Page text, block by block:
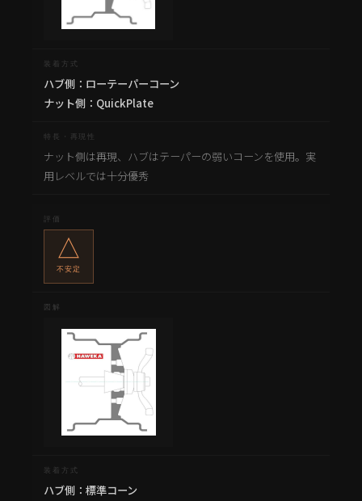
ハブ側：ローテーパーコーン
ナット側：QuickPlate
ナット側は再現、ハブはテーパーの弱いコーンを使用。実
用レベルでは十分優秀
△
不安定
ハブ側：標準コーン